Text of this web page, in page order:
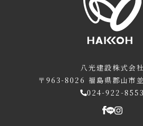
八光建設株式会社
〒963-8026 福島県郡山市
024-922-8553